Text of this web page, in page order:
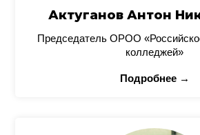
Актуганов Антон
Председатель ОРОО
колледжей»
Подробнее →